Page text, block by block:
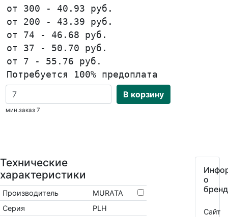
от 300 - 40.93 руб.
от 200 - 43.39 руб.
от 74 - 46.68 руб.
от 37 - 50.70 руб.
от 7 - 55.76 руб.
Потребуется 100% предоплата
В корзину
мин.заказ 7
Технические
характеристики
Производитель
MURATA
Серия
PLH
о
Сайт